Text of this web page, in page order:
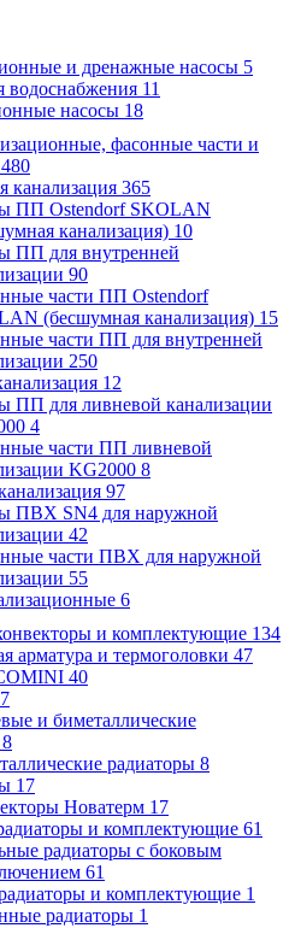
и дренажные насосы 5
водоснабжения 11
насосы 18
фасонные части и
480
канализация 365
ПП Ostendorf SKOLAN
канализация) 10
ПП для внутренней
90
части ПП Ostendorf
(бесшумная канализация) 15
части ПП для внутренней
250
12
ПП для ливневой канализации
4
части ПП ливневой
KG2000 8
97
ПВХ SN4 для наружной
42
части ПВХ для наружной
55
6
и комплектующие 134
арматура и термоголовки 47
40
7
и биметаллические
8
радиаторы 8
17
Новатерм 17
и комплектующие 61
радиаторы с боковым
61
и комплектующие 1
радиаторы 1